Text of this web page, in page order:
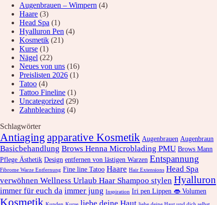
Augenbrauen – Wimpern (4)
Haare (3)
Head Spa (1)
Hyalluron Pen (4)
Kosmetik (21)
Kurse (1)
Nägel (22)
Neues von uns (16)
Preislisten 2026 (1)
Tatoo (4)
Tattoo Fineline (1)
Uncategorized (29)
Zahnbleaching (4)
Schlagwörter
Antiagingapparative Kosmetik Augenbrauen Augenbraun
Basicbehandlung Brows Henna Microblading PMU Brows Mann
Pflege Ästhetik Design entfernen von lästigen Warzen Entspannung
Fibrome Warze Entfernung Fine line Tatoo Haare Hair Extensions Head Spa
verwöhnen Wellness Urlaub Haar Shampoo stylen Hyalluron
immer für euch da immer jung Inspiration Iri pen Lippen 👄 Volumen
Kosmetik liebe deine Haut